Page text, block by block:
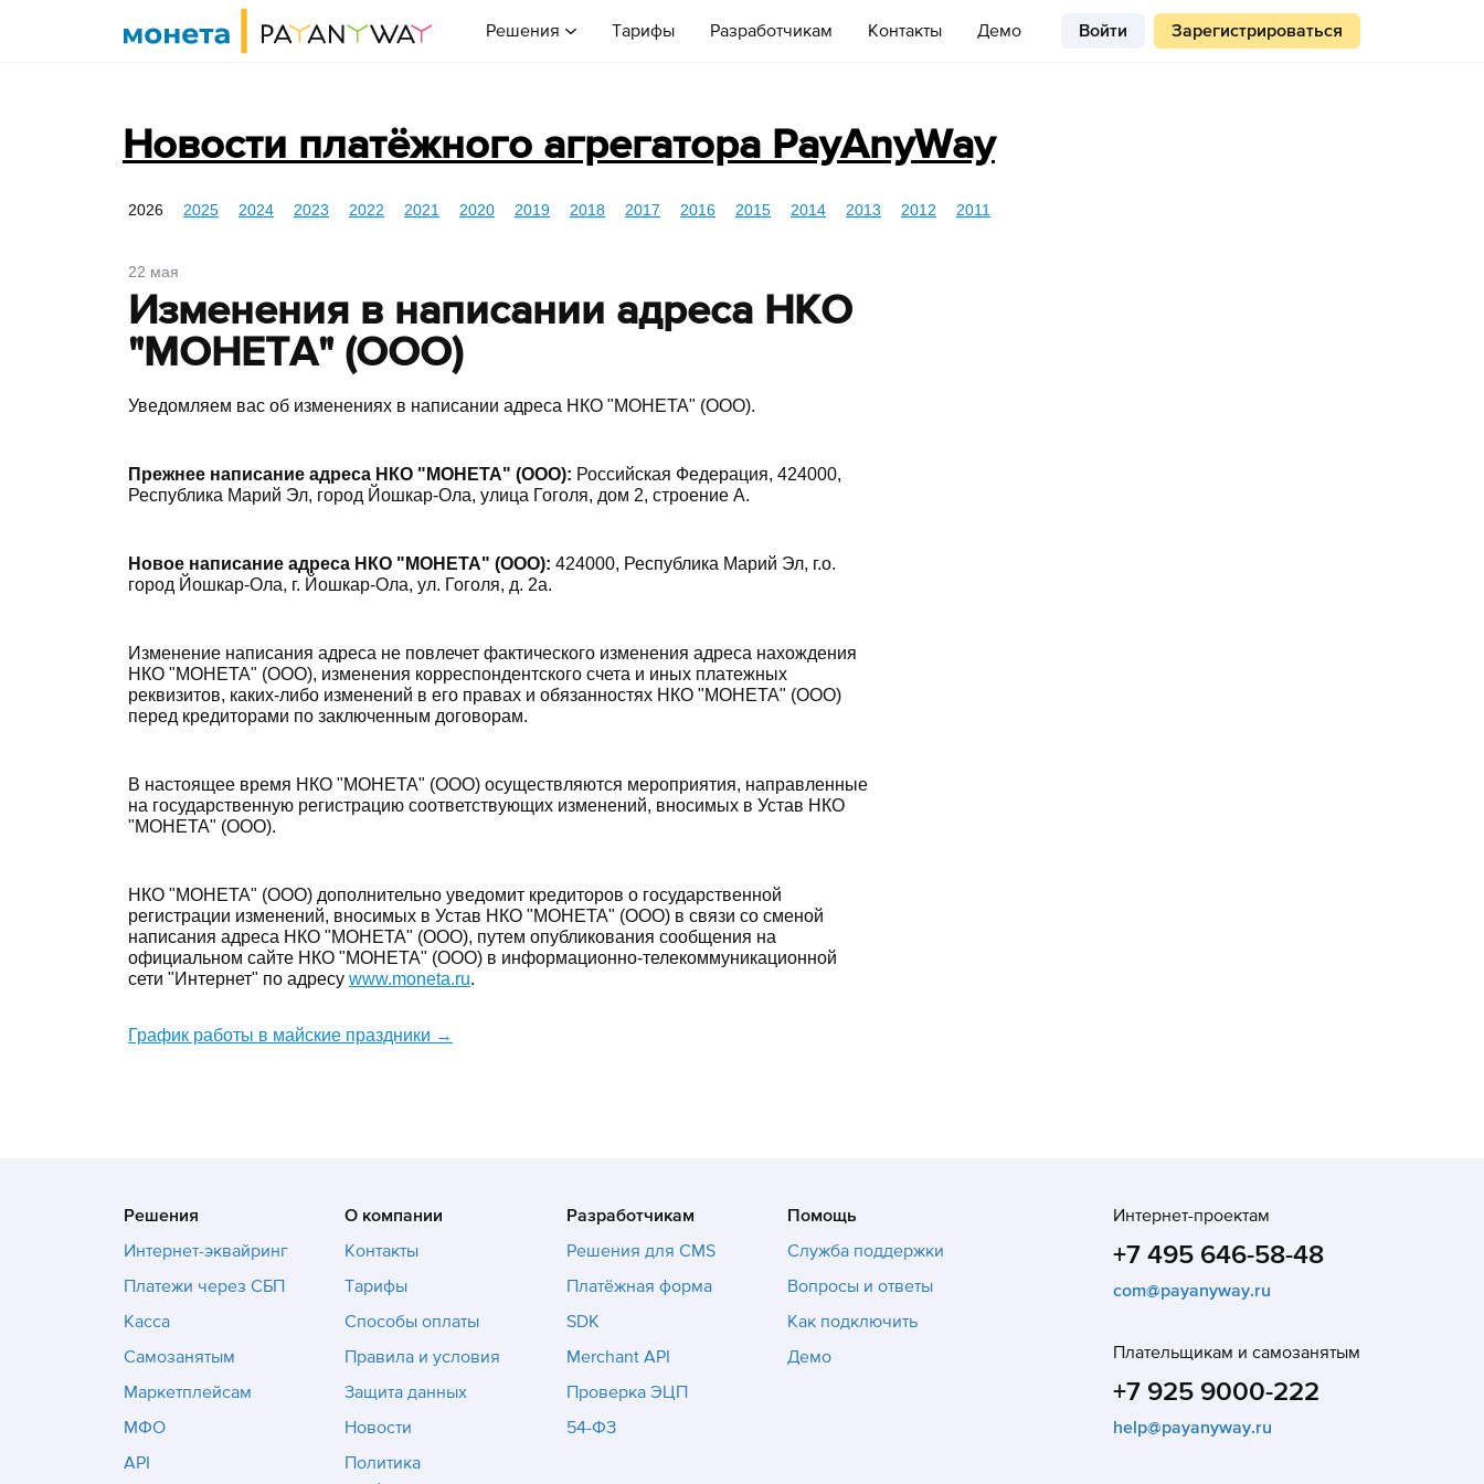
Решения Тарифы Разработчикам Контакты Демо Войти Зарегистрироваться
Новости платёжного агрегатора PayAnyWay
2026 2025 2024 2023 2022 2021 2020 2019 2018 2017 2016 2015 2014 2013 2012 2011
22 мая
Изменения в написании адреса НКО
"МОНЕТА" (ООО)
Уведомляем вас об изменениях в написании адреса НКО "МОНЕТА" (ООО).
Прежнее написание адреса НКО "МОНЕТА" (ООО): Российская Федерация, 424000,
Республика Марий Эл, город Йошкар-Ола, улица Гоголя, дом 2, строение А.
Новое написание адреса НКО "МОНЕТА" (ООО): 424000, Республика Марий Эл, г.о.
город Йошкар-Ола, г. Йошкар-Ола, ул. Гоголя, д. 2а.
Изменение написания адреса не повлечет фактического изменения адреса нахождения
НКО "МОНЕТА" (ООО), изменения корреспондентского счета и иных платежных
реквизитов, каких-либо изменений в его правах и обязанностях НКО "МОНЕТА" (ООО)
перед кредиторами по заключенным договорам.
В настоящее время НКО "МОНЕТА" (ООО) осуществляются мероприятия, направленные
на государственную регистрацию соответствующих изменений, вносимых в Устав НКО
"МОНЕТА" (ООО).
НКО "МОНЕТА" (ООО) дополнительно уведомит кредиторов о государственной
регистрации изменений, вносимых в Устав НКО "МОНЕТА" (ООО) в связи со сменой
написания адреса НКО "МОНЕТА" (ООО), путем опубликования сообщения на
официальном сайте НКО "МОНЕТА" (ООО) в информационно-телекоммуникационной
сети "Интернет" по адресу www.moneta.ru.
График работы в майские праздники →
Решения
Интернет-эквайринг
Платежи через СБП
Касса
Самозанятым
Маркетплейсам
МФО
API
О компании
Контакты
Тарифы
Способы оплаты
Правила и условия
Защита данных
Новости
Политика
Разработчикам
Решения для CMS
Платёжная форма
SDK
Merchant API
Проверка ЭЦП
54-ФЗ
Помощь
Служба поддержки
Вопросы и ответы
Как подключить
Демо
Интернет-проектам
+7 495 646-58-48
com@payanyway.ru
Плательщикам и самозанятым
+7 925 9000-222
help@payanyway.ru